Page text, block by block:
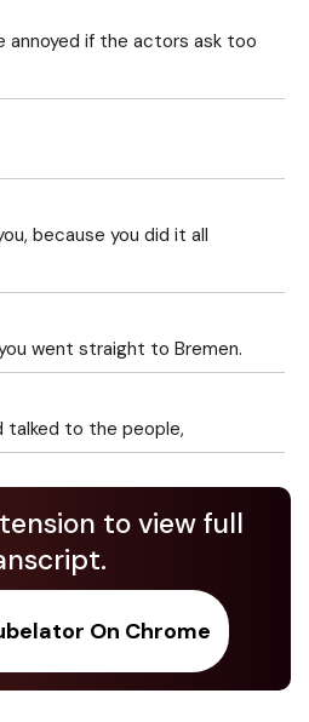
annoyed if the actors ask too
because you did it all
went straight to Bremen.
talked to the people,
to view full
On Chrome